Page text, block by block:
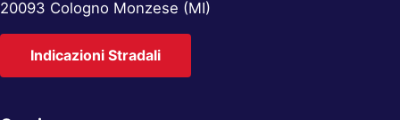
20093 Cologno Monzese (MI)
Indicazioni Stradali